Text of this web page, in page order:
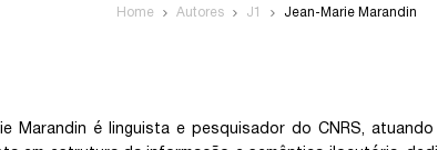
Home Autores J1 Jean-Marie Marandin
Marandin é linguista e pesquisador do CNRS,